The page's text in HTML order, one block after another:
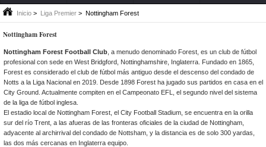
Inicio > Liga Premier > Nottingham Forest
Nottingham Forest
Nottingham Forest Football Club, a menudo denominado Forest, es un club de fútbol
profesional con sede en West Bridgford, Nottinghamshire, Inglaterra. Fundado en 1865,
Forest es considerado el club de fútbol más antiguo desde el descenso del condado de
Notts a la Liga Nacional en 2019. Desde 1898 Forest ha jugado sus partidos en casa en el
City Ground. Actualmente compiten en el Campeonato EFL, el segundo nivel del sistema
de la liga de fútbol inglesa.
El estadio local de Nottingham Forest, el City Football Stadium, se encuentra en la orilla
sur del río Trent, a las afueras de las fronteras oficiales de la ciudad de Nottingham,
adyacente al archirrival del condado de Nottsham, y la distancia es de solo 300 yardas,
las dos más cercanas en Inglaterra equipo.